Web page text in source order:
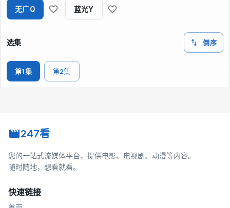
无广Q 蓝光Y
选集 倒序
第1集 第2集
247看
您的一站式流媒体平台，提供电影、电视剧、动漫等内容。
随时随地，想看就看。
快速链接